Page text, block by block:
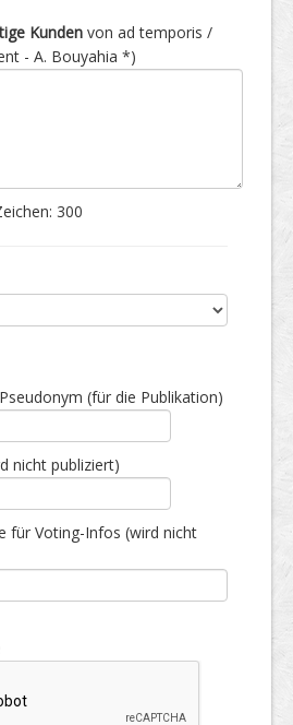
Kunden von ad temporis /
- A. Bouyahia *)
300
(für die Publikation)
nicht publiziert)
für Voting-Infos (wird nicht